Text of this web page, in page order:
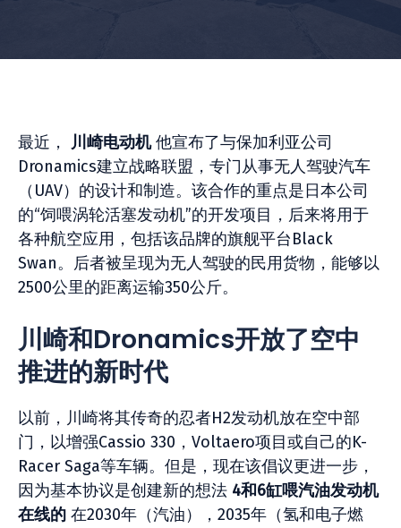
最近， 川崎电动机他宣布了与保加利亚公司
Dronamics建立战略联盟，专门从事无人驾驶汽车
（UAV）的设计和制造。该合作的重点是日本公司
的“饲喂涡轮活塞发动机”的开发项目，后来将用于
各种航空应用，包括该品牌的旗舰平台Black
Swan。后者被呈现为无人驾驶的民用货物，能够以
2500公里的距离运输350公斤。
川崎和Dronamics开放了空中
推进的新时代
以前，川崎将其传奇的忍者H2发动机放在空中部
门，以增强Cassio 330，Voltaero项目或自己的K-
Racer Saga等车辆。但是，现在该倡议更进一步，
因为基本协议是创建新的想法 4和6缸喂汽油发动机
在线的 在2030年（汽油），2035年（氢和电子燃